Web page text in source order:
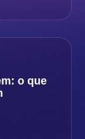
o que